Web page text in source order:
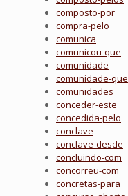
composto-por
compra-pelo
comunica
comunicou-que
comunidade
comunidade-que
comunidades
conceder-este
concedida-pelo
conclave
conclave-desde
concluindo-com
concorreu-com
concretas-para